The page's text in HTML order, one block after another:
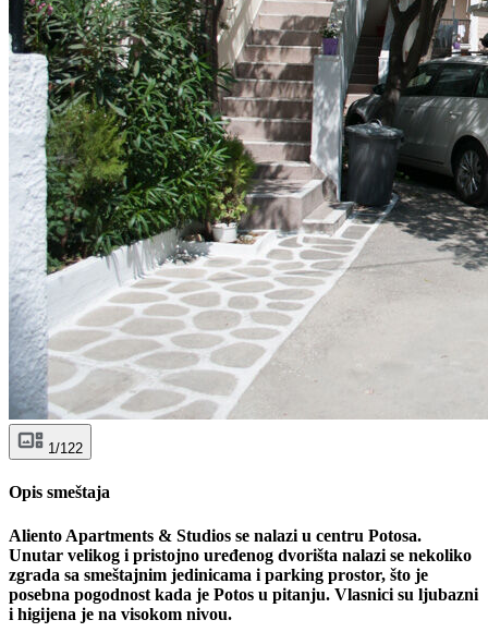
1/122
Opis smeštaja
Aliento Apartments & Studios se nalazi u centru Potosa.
Unutar velikog i pristojno uređenog dvorišta nalazi se nekoliko
zgrada sa smeštajnim jedinicama i parking prostor, što je
posebna pogodnost kada je Potos u pitanju. Vlasnici su ljubazni
i higijena je na visokom nivou.